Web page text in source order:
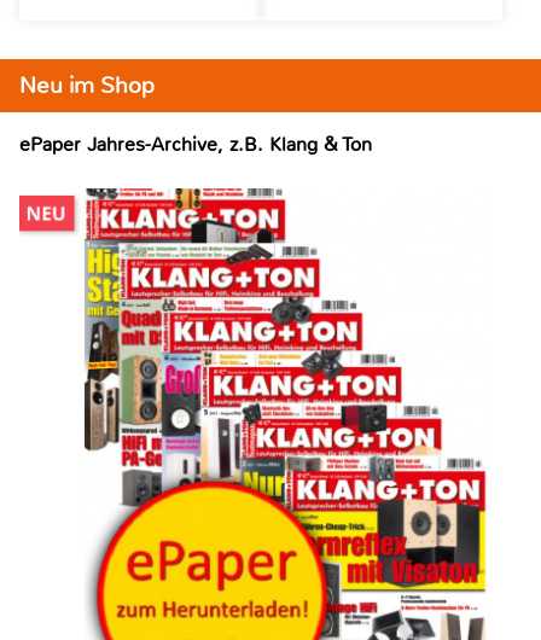
Neu im Shop
ePaper Jahres-Archive, z.B. Klang & Ton